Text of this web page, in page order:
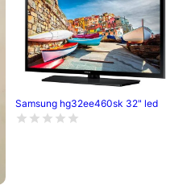
Samsung hg32ee460sk 32" led